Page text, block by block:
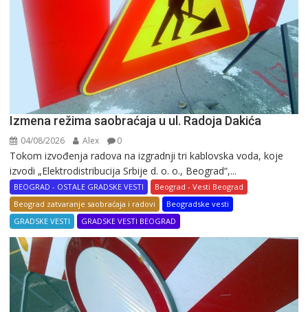
Izmena režima saobraćaja u ul. Radoja Dakića
04/08/2026 Alex 0
Tokom izvođenja radova na izgradnji tri kablovska voda, koje
izvodi „Elektrodistribucija Srbije d. o. o., Beograd“,...
BEOGRAD - OSTALE GRADSKE VESTI
Beograd - Vesti Beograd
Beograd zatvaranje saobraćaja i radovi
Beogradske vesti
GRADSKE VESTI
GRADSKE VESTI BEOGRAD